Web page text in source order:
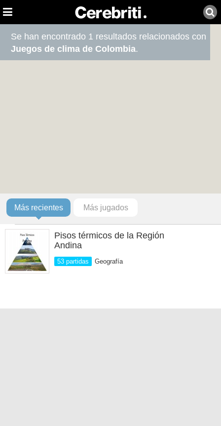
Se han encontrado 1 resultados relacionados con
Juegos de clima de Colombia.
Más recientes Más jugados
Pisos térmicos de la Región
Andina
53 partidas Geografía